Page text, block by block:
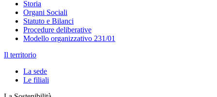
Storia
Organi Sociali
Statuto e Bilanci
Procedure deliberative
Modello organizzativo 231/01
Il territorio
La sede
Le filiali